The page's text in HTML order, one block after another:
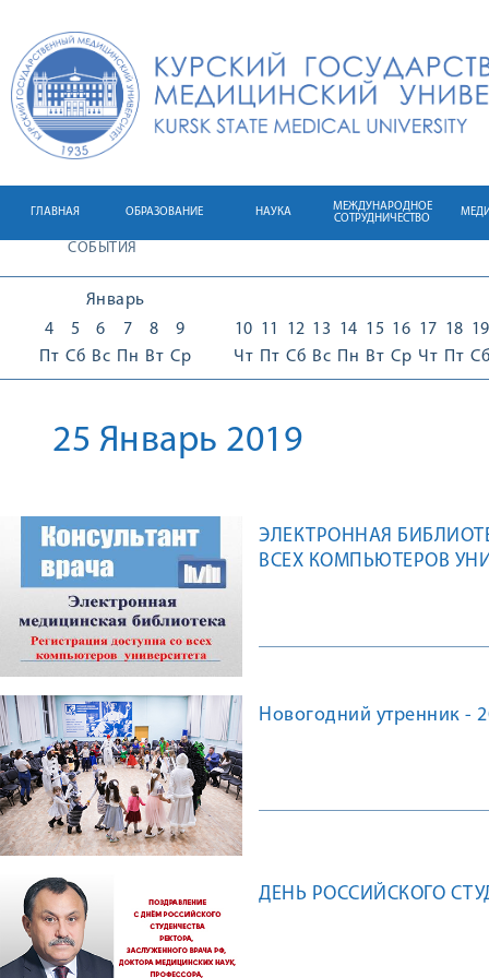
ГЛАВНАЯ ОБРАЗОВАНИЕ НАУКА
МЕЖДУНАРОДНОЕ
СОТРУДНИЧЕСТВО
СОБЫТИЯ
Январь
4
Пт
5
Сб
6
Вс
7
Пн
8
Вт
9
Ср
10
Чт
11
Пт
12
Сб
13
Вс
14
Пн
15
Вт
16
Ср
17
Чт
18
Пт
19
Сб
25 Январь 2019
ЭЛЕКТРОННАЯ
ВСЕХ КОМПЬЮТЕРОВ
Новогодний утренник -
ДЕНЬ РОССИЙСКОГО